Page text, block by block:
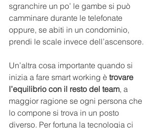
sgranchire un po’ le gambe si può
camminare durante le telefonate
oppure, se abiti in un condominio,
prendi le scale invece dell’ascensore.
Un’altra cosa importante quando si
inizia a fare smart working è trovare
l’equilibrio con il resto del team, a
maggior ragione se ogni persona che
lo compone si trova in un posto
diverso. Per fortuna la tecnologia ci